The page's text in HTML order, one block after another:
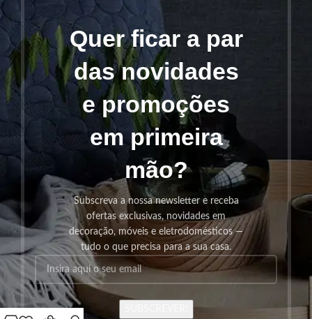
Quer ficar a par
das novidades
e promoções
em primeira
mão?
Subscreva a nossa newsletter e receba
ofertas exclusivas, novidades em
decoração, móveis e eletrodomésticos —
tudo o que precisa para a sua casa.